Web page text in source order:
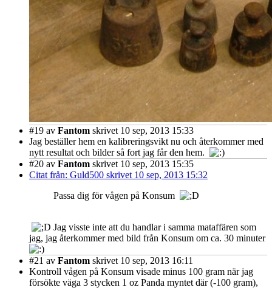
#19 av Fantom skrivet 10 sep, 2013 15:33
Jag beställer hem en kalibreringsvikt nu och återkommer med
nytt resultat och bilder så fort jag får den hem.
#20 av Fantom skrivet 10 sep, 2013 15:35
Citat från: Guld500 skrivet 10 sep, 2013 15:32
Passa dig för vågen på Konsum
Jag visste inte att du handlar i samma mataffären som
jag, jag återkommer med bild från Konsum om ca. 30 minuter
#21 av Fantom skrivet 10 sep, 2013 16:11
Kontroll vågen på Konsum visade minus 100 gram när jag
försökte väga 3 stycken 1 oz Panda myntet där (-100 gram),